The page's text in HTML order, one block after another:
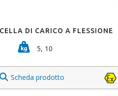
CELLA DI CARICO A FLESSIONE
5, 10
Scheda prodotto